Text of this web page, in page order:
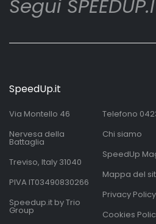
Segui
SpeedUp.it
Via Montello 46
Nervesa della
Battaglia
Treviso, Italy 31040
PIVA IT03490830266
Speedup.it by Trio
Group
Telefono
Chi siamo
SpeedUp
Mappa del
Privacy Policy
Cookies